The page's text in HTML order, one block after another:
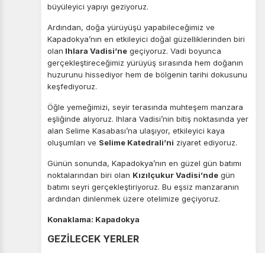
Ziyaretçilerin siteyi nasıl kullandığını anonim olarak
ölçeriz. Hangi sayfaların popüler olduğunu ve
kullanıcıların nerede zorluk yaşadığını anlamamıza
yardımcı olur.
Pazarlama Çerezleri
kullanılır. Kapatırsanız reklamları görmeye devam
edersiniz, ancak daha az alakalı olabilirler.
büyüleyici yapıyı geziyoruz.
Ardından, doğa yürüyüşü yapabileceğimiz ve
Kapadokya’nın en etkileyici doğal güzelliklerinden biri
olan Ihlara Vadisi’negeçiyoruz. Vadi boyunca
gerçekleştireceğimiz yürüyüş sırasında hem doğanın
huzurunu hissediyor hem de bölgenin tarihi dokusunu
keşfediyoruz.
Öğle yemeğimizi, seyir terasında muhteşem manzara
eşliğinde alıyoruz. Ihlara Vadisi’nin bitiş noktasında yer
alan Selime Kasabası’na ulaşıyor, etkileyici kaya
oluşumları ve Selime Katedrali’ni ziyaret ediyoruz.
Günün sonunda, Kapadokya’nın en güzel gün batımı
noktalarından biri olan Kızılçukur Vadisi’ndegün
batımı seyri gerçekleştiriyoruz. Bu eşsiz manzaranın
ardından dinlenmek üzere otelimize geçiyoruz.
Konaklama: Kapadokya
GEZİLECEK YERLER